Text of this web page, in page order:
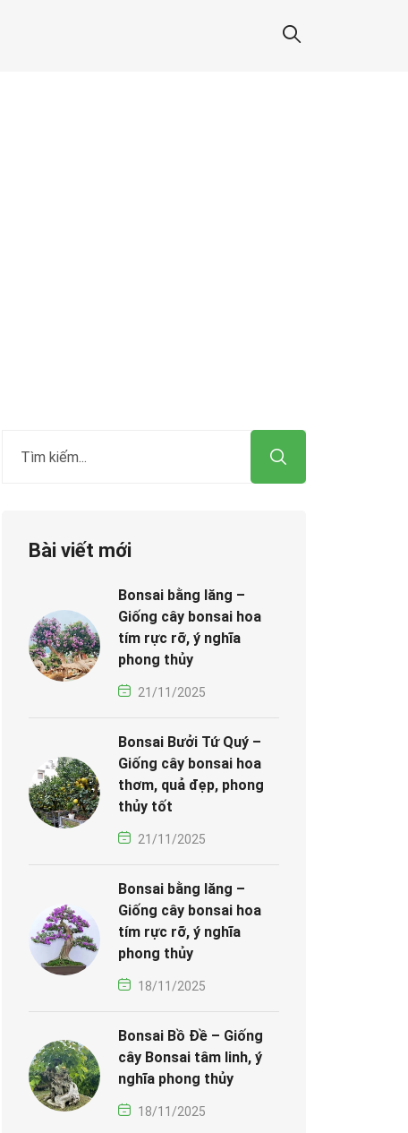
Bài viết mới
Bonsai bằng lăng –
Giống cây bonsai hoa
tím rực rỡ, ý nghĩa
phong thủy
21/11/2025
Bonsai Bưởi Tứ Quý –
Giống cây bonsai hoa
thơm, quả đẹp, phong
thủy tốt
21/11/2025
Bonsai bằng lăng –
Giống cây bonsai hoa
tím rực rỡ, ý nghĩa
phong thủy
18/11/2025
Bonsai Bồ Đề – Giống
cây Bonsai tâm linh, ý
nghĩa phong thủy
18/11/2025